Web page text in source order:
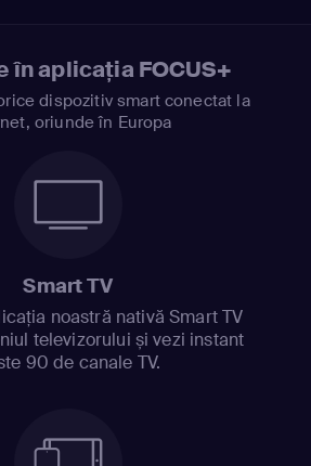
în aplicația FOCUS+
dispozitiv smart conectat la
oriunde în Europa
Smart TV
noastră nativă Smart TV
televizorului și vezi instant
90 de canale TV.